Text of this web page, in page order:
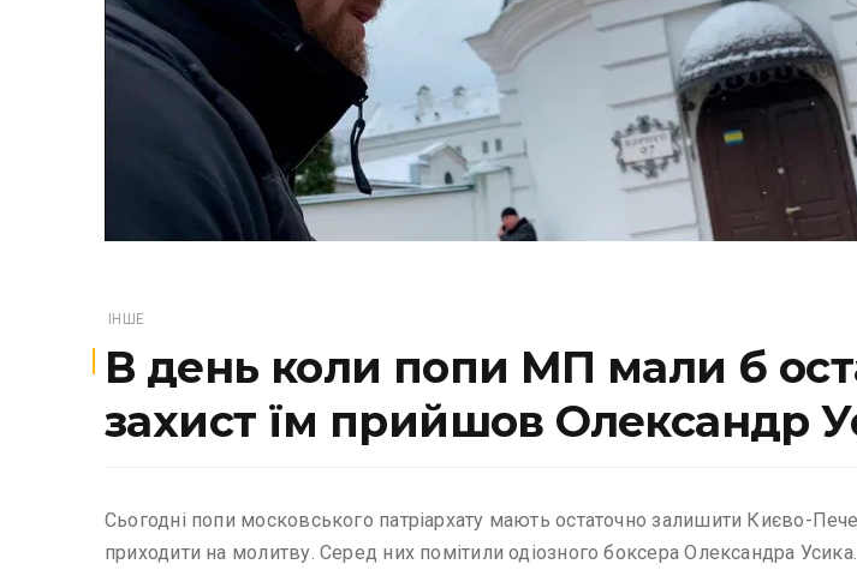
ІНШЕ
В день коли попи МП мали б
захист їм прийшов Олександр
Сьогодні попи московського патріархату мають остаточно залишити Києво-
приходити на молитву. Серед них помітили одіозного боксера Олександра Усика.